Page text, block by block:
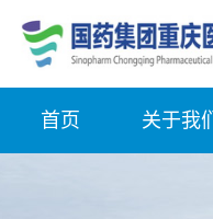
首页 关于我们